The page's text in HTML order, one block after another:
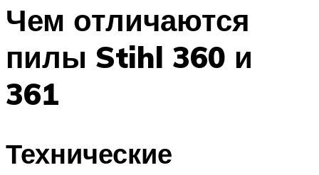
Чем отличаются
пилы Stihl 360 и
361
Технические